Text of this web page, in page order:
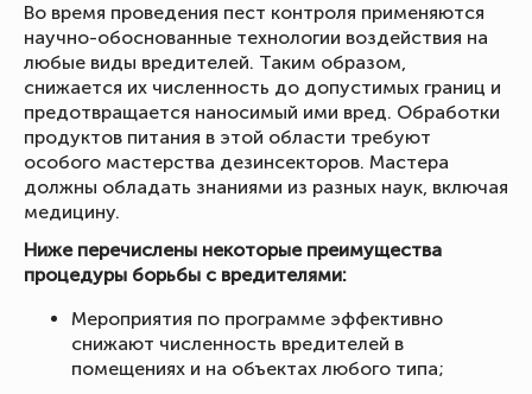
Во время проведения пест контроля применяются
научно-обоснованные технологии воздействия на
любые виды вредителей. Таким образом,
снижается их численность до допустимых границ и
предотвращается наносимый ими вред. Обработки
продуктов питания в этой области требуют
особого мастерства дезинсекторов. Мастера
должны обладать знаниями из разных наук, включая
медицину.
Ниже перечислены некоторые преимущества
процедуры борьбы с вредителями:
Мероприятия по программе эффективно
снижают численность вредителей в
помещениях и на объектах любого типа;